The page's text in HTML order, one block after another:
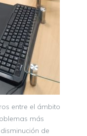
entre el ámbito
más
de